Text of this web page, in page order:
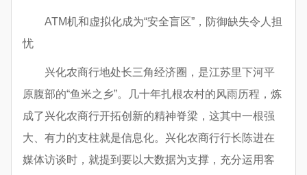
ATM机和虚拟化成为“安全盲区”，防御缺失令人担
忧
兴化农商行地处长三角经济圈，是江苏里下河平
原腹部的“鱼米之乡”。几十年扎根农村的风雨历程，炼
成了兴化农商行开拓创新的精神脊梁，这其中一根强
大、有力的支柱就是信息化。兴化农商行行长陈进在
媒体访谈时，就提到要以大数据为支撑，充分运用客